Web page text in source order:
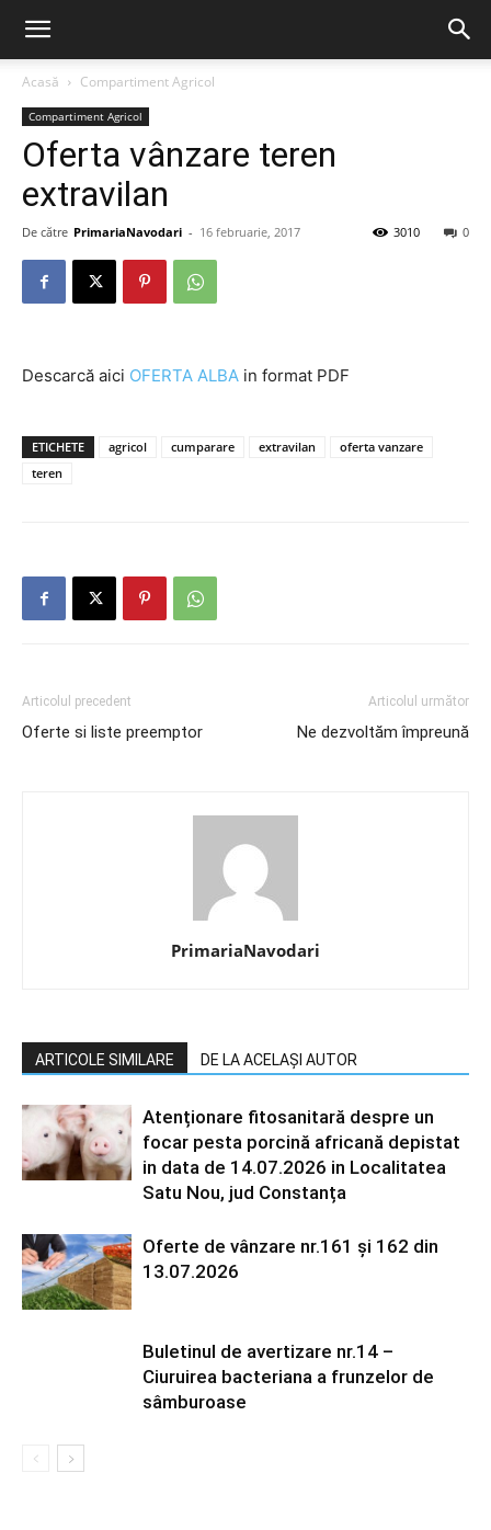
Acasă Compartiment Agricol
Compartiment Agricol
Oferta vânzare teren
extravilan
De către PrimariaNavodari - 16 februarie, 2017 0
3010
Descarcă aici OFERTA ALBA in format PDF
ETICHETE agricol cumparare extravilan
oferta vanzare
teren
Articolul precedent
Oferte si liste preemptor
Articolul următor
Ne dezvoltăm împreună
PrimariaNavodari
ARTICOLE SIMILARE DE LA ACELAȘI AUTOR
Atenționare fitosanitară despre un
focar pesta porcină africană depistat
in data de 14.07.2026 in Localitatea
Satu Nou, jud Constanța
Oferte de vânzare nr.161 și 162 din
13.07.2026
Buletinul de avertizare nr.14 –
Ciuruirea bacteriana a frunzelor de
sâmburoase